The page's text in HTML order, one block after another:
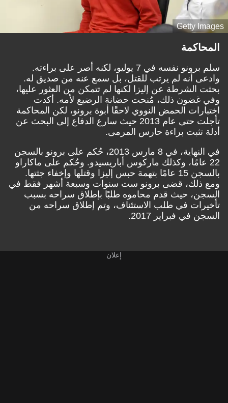
Getty Images
المحاكمة
سلم برونو نفسه في 7 يوليو، لكنه أصر على براءته.
وادعى أنه لم يرتب للقتل، بل سمع عنه من صديق له.
بحثت الشرطة عن إليزا لكنها لم تتمكن من العثور عليها،
وفي غضون ذلك، مُنحت حضانة الرضيع لأمه. أكدت
اختبارات الحمض النووي لاحقًا أبوة برونو، لكن المحاكمة
تأجلت حتى عام 2013 حيث سارع الدفاع إلى البحث عن
أدلة تثبت براءة حارس المرمى.
في النهاية، في 8 مارس 2013، حُكم على برونو بالسجن
22 عامًا، وكذلك ماركوس أباريسيدو. وحُكم على ماكاراو
بالسجن 15 عامًا بتهمة حبس إليزا وقتلها وإخفاء جثتها.
ومع ذلك، قضى برونو ست سنوات وسبعة أشهر فقط في
السجن، حيث قدم محاموه طلبًا بإطلاق سراحه بسبب
تأخيرات في طلب الاستئناف، وتم إطلاق سراحه من
السجن في فبراير 2017.